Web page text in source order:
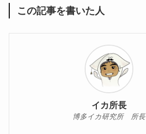
この記事を書いた人
イカ所長
博多イカ研究所 所長